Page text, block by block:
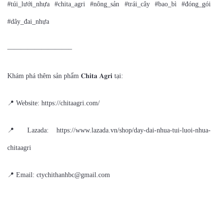
#túi_lưới_nhựa #chita_agri #nông_sản #trái_cây #bao_bì #đóng_gói
#dây_đai_nhựa
—————————–
Khám phá thêm sản phẩm 𝐂𝐡𝐢𝐭𝐚 𝐀𝐠𝐫𝐢 tại:
📍 Website: https://chitaagri.com/
📍 Lazada: https://www.lazada.vn/shop/day-dai-nhua-tui-luoi-nhua-
chitaagri
📍 Email: ctychithanhbc@gmail.com